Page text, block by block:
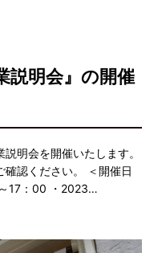
説明会』の開催
明会を開催いたします。
認ください。 ＜開催日
17：00 ・2023…